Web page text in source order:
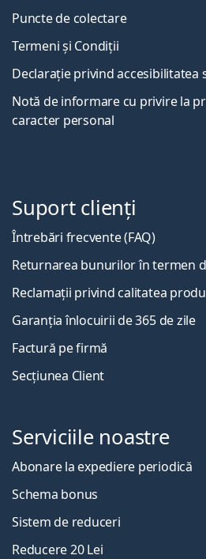
Puncte de colectare
Termeni și Condiții
Declarație privind accesibilitatea
Notă de informare cu privire la
caracter personal
Suport clienți
Întrebări frecvente (FAQ)
Returnarea bunurilor în termen
Reclamații privind calitatea
Garanția înlocuirii de 365 de zile
Factură pe firmă
Secțiunea Client
Serviciile noastre
Abonare la expediere periodică
Schema bonus
Sistem de reduceri
Reducere 20 Lei